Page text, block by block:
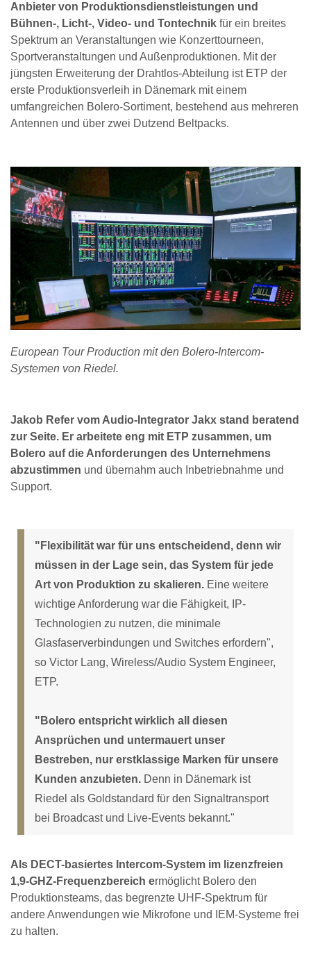
Anbieter von Produktionsdienstleistungen und
Bühnen-, Licht-, Video- und Tontechnik für ein breites
Spektrum an Veranstaltungen wie Konzerttourneen,
Sportveranstaltungen und Außenproduktionen. Mit der
jüngsten Erweiterung der Drahtlos-Abteilung ist ETP der
erste Produktionsverleih in Dänemark mit einem
umfangreichen Bolero-Sortiment, bestehend aus mehreren
Antennen und über zwei Dutzend Beltpacks.
European Tour Production mit den Bolero-Intercom-
Systemen von Riedel.
Jakob Refer vom Audio-Integrator Jakx stand beratend
zur Seite. Er arbeitete eng mit ETP zusammen, um
Bolero auf die Anforderungen des Unternehmens
abzustimmen und übernahm auch Inbetriebnahme und
Support.
"Flexibilität war für uns entscheidend, denn wir
müssen in der Lage sein, das System für jede
Art von Produktion zu skalieren. Eine weitere
wichtige Anforderung war die Fähigkeit, IP-
Technologien zu nutzen, die minimale
Glasfaserverbindungen und Switches erfordern",
so Victor Lang, Wireless/Audio System Engineer,
ETP.
"Bolero entspricht wirklich all diesen
Ansprüchen und untermauert unser
Bestreben, nur erstklassige Marken für unsere
Kunden anzubieten. Denn in Dänemark ist
Riedel als Goldstandard für den Signaltransport
bei Broadcast und Live-Events bekannt."
Als DECT-basiertes Intercom-System im lizenzfreien
1,9-GHZ-Frequenzbereich ermöglicht Bolero den
Produktionsteams, das begrenzte UHF-Spektrum für
andere Anwendungen wie Mikrofone und IEM-Systeme frei
zu halten.